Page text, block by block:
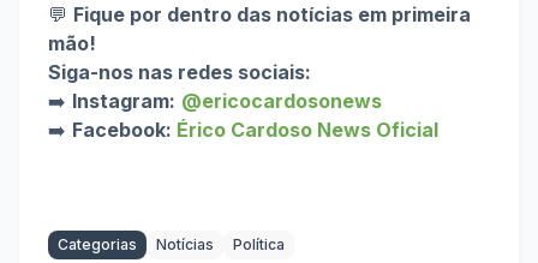
💬 Fique por dentro das notícias em primeira
mão!
Siga-nos nas redes sociais:
➡️ Instagram: @ericocardosonews
➡️ Facebook: Érico Cardoso News Oficial
Categorias Notícias Política